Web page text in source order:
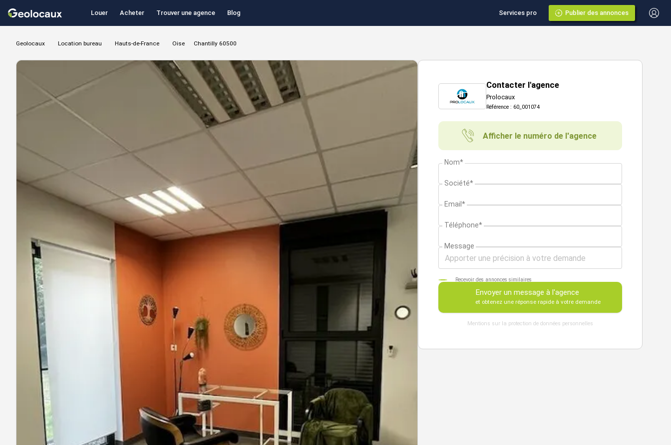
Louer Acheter Trouver une agence Blog Services pro Publier des annonces
Geolocaux Location bureau Hauts-de-France Oise Chantilly 60500
Contacter l'agence
Prolocaux
Référence : 60_001074
Afficher le numéro de l'agence
Nom*
Société*
Email*
Téléphone*
Message
Recevoir des annonces similaires
Envoyer un message à l'agence
et obtenez une réponse rapide à votre demande
Mentions sur la protection de données personnelles